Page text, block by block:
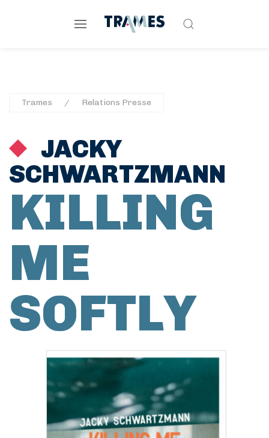
Trames Relations Presse
JACKY
SCHWARTZMANN
KILLING
ME
SOFTLY